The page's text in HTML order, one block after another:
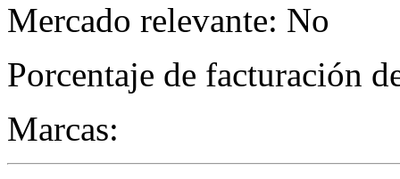
Mercado relevante: No
Porcentaje de facturación
Marcas: